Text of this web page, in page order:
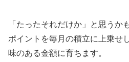
「たったそれだけか」と思うか
ポイントを毎月の積立に上乗せ
味のある金額に育ちます。